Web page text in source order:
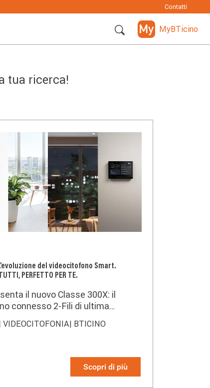
Contatti
MyBTicino
tua ricerca!
L’evoluzione del videocitofono Smart.
PERFETTO PER TE.
il nuovo Classe 300X: il
connesso 2-Fili di ultima
tecnologia avanzata e
VIDEOCITOFONIA| BTICINO
Scopri di più